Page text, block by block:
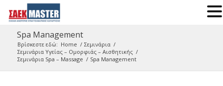
Spa Management
Βρίσκεστε εδώ: Home / Σεμινάρια /
Σεμινάρια Υγείας – Ομορφιάς – Αισθητικής /
Σεμινάρια Spa – Massage / Spa Management